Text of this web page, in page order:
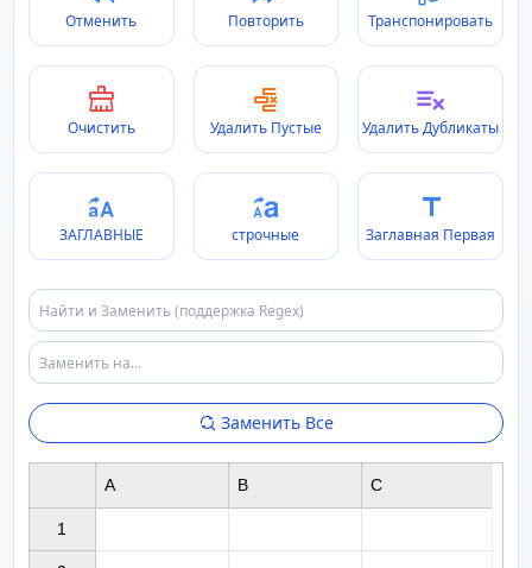
Отменить Повторить Транспонировать
Очистить Удалить Пустые Удалить Дубликаты
ЗАГЛАВНЫЕ строчные Заглавная Первая
Заменить Все
1
A B C